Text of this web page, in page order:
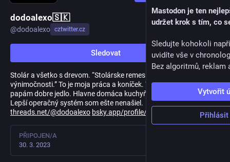
dodoalexo🇸🇰
@dodoalexo cztwitter.cz
Sledovat
Stolár a všetko s drevom. “Stolárske remeslo prežíva vo
výnimočnosti.” To je moja práca a koníček. Taktiež rád varím. Rád
papám dobre jedlo. Hlavne domáca kuchyňa. A ešte milovník iOS.
Lepší operačný systém som ešte nenašiel.
threads.net/@dodoalexo bsky.app/profile/dodoalexo.bsk
PŘIPOJEN/A
30. 3. 2023
Mastodon je ten
udržet krok s tím, co
Sledujte kohokoli
uvidíte vše v
Bez algoritmů, reklam
Vytvořit
Přihlásit